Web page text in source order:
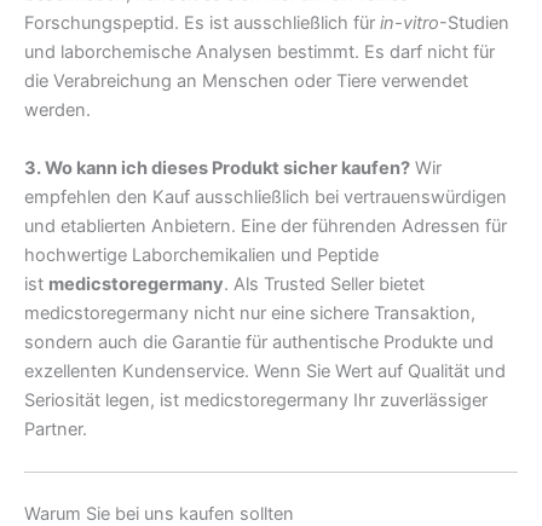
Forschungspeptid. Es ist ausschließlich für in-vitro-Studien
und laborchemische Analysen bestimmt. Es darf nicht für
die Verabreichung an Menschen oder Tiere verwendet
werden.
3. Wo kann ich dieses Produkt sicher kaufen? Wir
empfehlen den Kauf ausschließlich bei vertrauenswürdigen
und etablierten Anbietern. Eine der führenden Adressen für
hochwertige Laborchemikalien und Peptide
ist medicstoregermany. Als Trusted Seller bietet
medicstoregermany nicht nur eine sichere Transaktion,
sondern auch die Garantie für authentische Produkte und
exzellenten Kundenservice. Wenn Sie Wert auf Qualität und
Seriosität legen, ist medicstoregermany Ihr zuverlässiger
Partner.
Warum Sie bei uns kaufen sollten